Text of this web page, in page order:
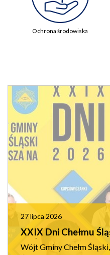
Ochrona środowiska
27 lipca 2026
XXIX Dni Chełmu
na Święto Naszej
Wójt Gminy Chełm